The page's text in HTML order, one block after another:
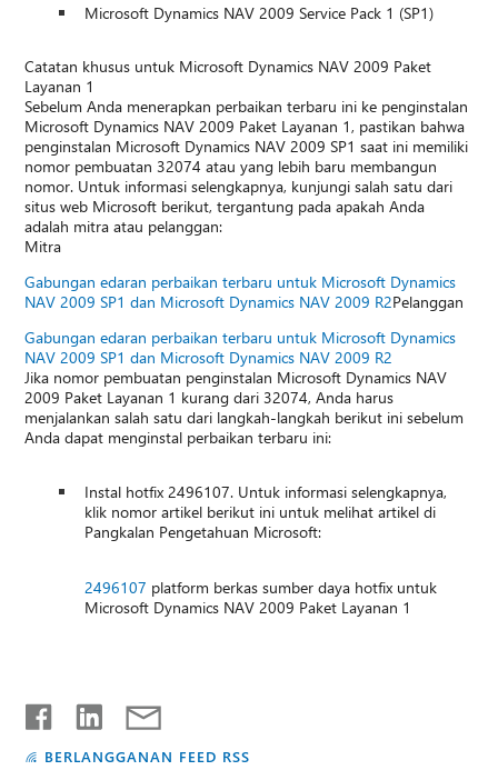
Microsoft Dynamics NAV 2009 Service Pack 1 (SP1)
Catatan khusus untuk Microsoft Dynamics NAV 2009 Paket
Layanan 1
Sebelum Anda menerapkan perbaikan terbaru ini ke penginstalan
Microsoft Dynamics NAV 2009 Paket Layanan 1, pastikan bahwa
penginstalan Microsoft Dynamics NAV 2009 SP1 saat ini memiliki
nomor pembuatan 32074 atau yang lebih baru membangun
nomor. Untuk informasi selengkapnya, kunjungi salah satu dari
situs web Microsoft berikut, tergantung pada apakah Anda
adalah mitra atau pelanggan:
Mitra
Gabungan edaran perbaikan terbaru untuk Microsoft Dynamics
NAV 2009 SP1 dan Microsoft Dynamics NAV 2009 R2Pelanggan
Gabungan edaran perbaikan terbaru untuk Microsoft Dynamics
NAV 2009 SP1 dan Microsoft Dynamics NAV 2009 R2
Jika nomor pembuatan penginstalan Microsoft Dynamics NAV
2009 Paket Layanan 1 kurang dari 32074, Anda harus
menjalankan salah satu dari langkah-langkah berikut ini sebelum
Anda dapat menginstal perbaikan terbaru ini:
Instal hotfix 2496107. Untuk informasi selengkapnya,
klik nomor artikel berikut ini untuk melihat artikel di
Pangkalan Pengetahuan Microsoft:
2496107 platform berkas sumber daya hotfix untuk
Microsoft Dynamics NAV 2009 Paket Layanan 1
BERLANGGANAN FEED RSS